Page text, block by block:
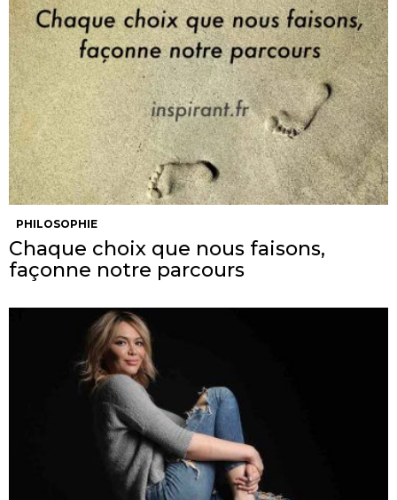
PHILOSOPHIE
Chaque choix que nous faisons,
façonne notre parcours